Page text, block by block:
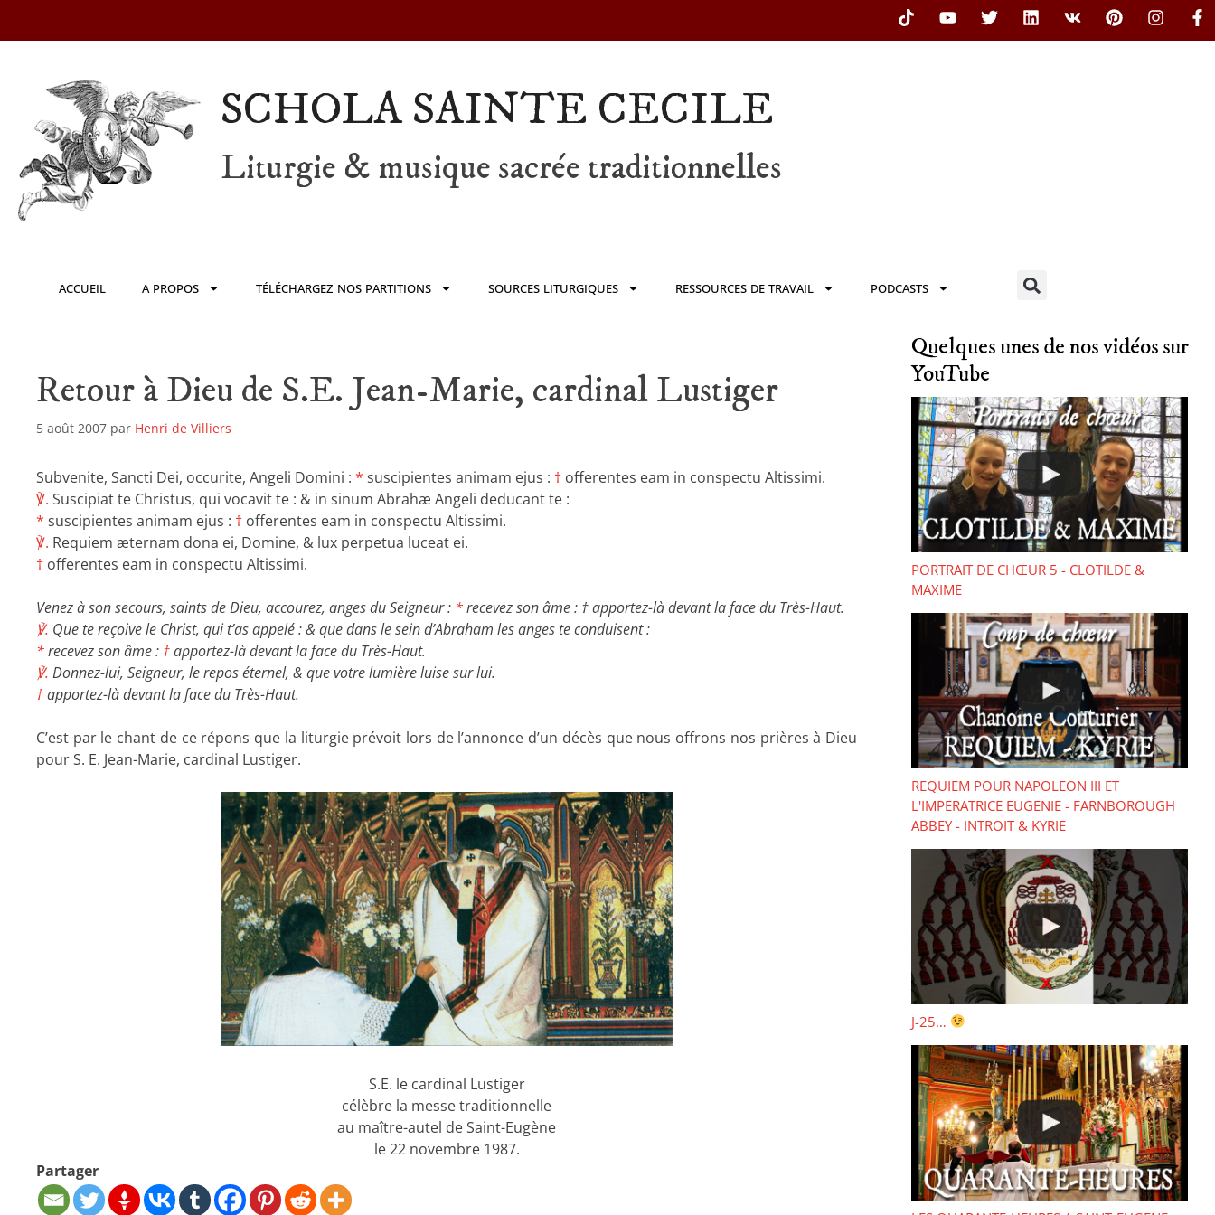
SCHOLA SAINTE CECILE
Liturgie & musique sacrée traditionnelles
ACCUEIL A PROPOS TÉLÉCHARGEZ NOS PARTITIONS SOURCES LITURGIQUES RESSOURCES DE TRAVAIL PODCASTS
Retour à Dieu de S.E. Jean-Marie, cardinal Lustiger
5 août 2007 par Henri de Villiers
Subvenite, Sancti Dei, occurite, Angeli Domini : * suscipientes animam ejus : † offerentes eam in conspectu Altissimi.
℣. Suscipiat te Christus, qui vocavit te : & in sinum Abrahæ Angeli deducant te :
* suscipientes animam ejus : † offerentes eam in conspectu Altissimi.
℣. Requiem æternam dona ei, Domine, & lux perpetua luceat ei.
† offerentes eam in conspectu Altissimi.
Venez à son secours, saints de Dieu, accourez, anges du Seigneur : *recevez son âme : † apportez-là devant la face du Très-Haut.
℣. Que te reçoive le Christ, qui t’as appelé : & que dans le sein d’Abraham les anges te conduisent :
*recevez son âme : †apportez-là devant la face du Très-Haut.
℣. Donnez-lui, Seigneur, le repos éternel, & que votre lumière luise sur lui.
†apportez-là devant la face du Très-Haut.
C’est par le chant de ce répons que la liturgie prévoit lors de l’annonce d’un décès que nous offrons nos prières à Dieu
pour S. E. Jean-Marie, cardinal Lustiger.
S.E. le cardinal Lustiger
célèbre la messe traditionnelle
au maître-autel de Saint-Eugène
le 22 novembre 1987.
Partager
Quelques unes de nos vidéos sur
YouTube
PORTRAIT DE CHŒUR 5 - CLOTILDE &
MAXIME
REQUIEM POUR NAPOLEON III ET
L'IMPERATRICE EUGENIE - FARNBOROUGH
ABBEY - INTROIT & KYRIE
J-25…